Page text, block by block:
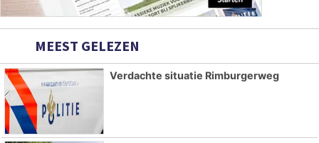
MEEST GELEZEN
Verdachte situatie Rimburgerweg